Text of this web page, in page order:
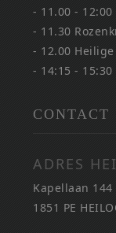
- 11.00 -
- 11.30
- 12.00
- 14:15 -
CONTACT
ADRES
Kapellaan 144
1851 PE